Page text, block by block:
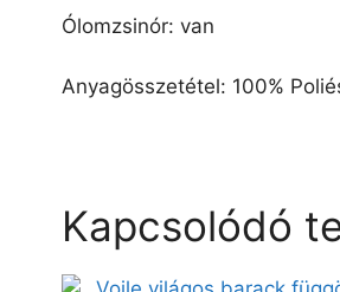
Ólomzsinór: van
Anyagösszetétel: 100%
Kapcsolódó